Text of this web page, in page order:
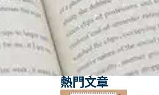
熱門文章